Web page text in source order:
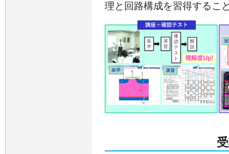
理と回路構成を習得するこ